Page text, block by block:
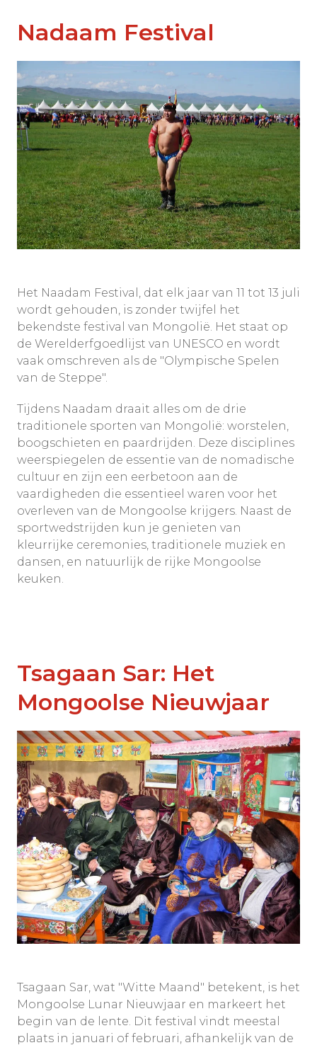
Nadaam Festival
Het Naadam Festival, dat elk jaar van 11 tot 13 juli
wordt gehouden, is zonder twijfel het
bekendste festival van Mongolië. Het staat op
de Werelderfgoedlijst van UNESCO en wordt
vaak omschreven als de "Olympische Spelen
van de Steppe".
Tijdens Naadam draait alles om de drie
traditionele sporten van Mongolië: worstelen,
boogschieten en paardrijden. Deze disciplines
weerspiegelen de essentie van de nomadische
cultuur en zijn een eerbetoon aan de
vaardigheden die essentieel waren voor het
overleven van de Mongoolse krijgers. Naast de
sportwedstrijden kun je genieten van
kleurrijke ceremonies, traditionele muziek en
dansen, en natuurlijk de rijke Mongoolse
keuken.
Tsagaan Sar: Het
Mongoolse Nieuwjaar
Tsagaan Sar, wat "Witte Maand" betekent, is het
Mongoolse Lunar Nieuwjaar en markeert het
begin van de lente. Dit festival vindt meestal
plaats in januari of februari, afhankelijk van de